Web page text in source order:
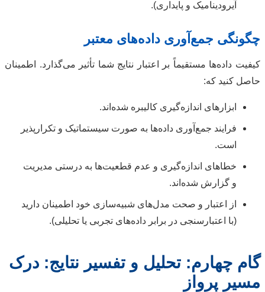
آیرودینامیک و پایداری).
چگونگی جمع‌آوری داده‌های معتبر
کیفیت داده‌ها مستقیماً بر اعتبار نتایج شما تأثیر می‌گذارد. اطمینان
حاصل کنید که:
ابزارهای اندازه‌گیری کالیبره شده‌اند.
فرایند جمع‌آوری داده‌ها به صورت سیستماتیک و تکرارپذیر
است.
خطاهای اندازه‌گیری و عدم قطعیت‌ها به درستی مدیریت
و گزارش شده‌اند.
از اعتبار و صحت مدل‌های شبیه‌سازی خود اطمینان دارید
(با اعتبارسنجی در برابر داده‌های تجربی یا تحلیلی).
گام چهارم: تحلیل و تفسیر نتایج: درک
مسیر پرواز